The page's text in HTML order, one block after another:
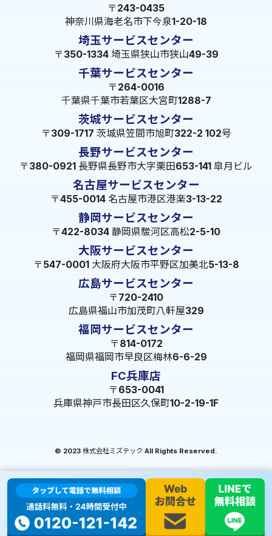
〒243-0435
神奈川県海老名市下今泉1-20-18
埼玉サービスセンター
〒350-1334 埼玉県狭山市狭山49-39
千葉サービスセンター
〒264-0016
千葉県千葉市若葉区大宮町1288-7
茨城サービスセンター
〒309-1717 茨城県笠間市旭町322-2 102号
長野サービスセンター
〒380-0921 長野県長野市大字栗田653-141 皐月ビル
名古屋サービスセンター
〒455-0014 名古屋市港区港楽3-13-22
静岡サービスセンター
〒422-8034 静岡県駿河区高松2-5-10
大阪サービスセンター
〒547-0001 大阪府大阪市平野区加美北5-13-8
広島サービスセンター
〒720-2410
広島県福山市加茂町八軒屋329
福岡サービスセンター
〒814-0172
福岡県福岡市早良区梅林6-6-29
FC兵庫店
〒653-0041
兵庫県神戸市長田区久保町10-2-19-1F
© 2023 株式会社ミズテック All Rights Reserved.